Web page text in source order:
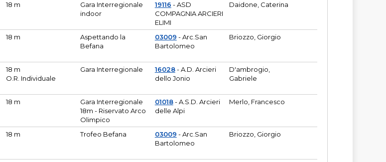
18 m
Gara Interregionale
indoor
19116 - ASD
COMPAGNIA ARCIERI
ELIMI
Daidone, Caterina
18 m
Aspettando la
Befana
03009 - Arc.San
Bartolomeo
Briozzo, Giorgio
18 m
O.R. Individuale
Gara Interregionale 16028- A.D. Arcieri
dello Jonio
D'ambrogio,
Gabriele
18 m
Gara Interregionale
18m - Riservato Arco
Olimpico
01018- A.S.D. Arcieri
delle Alpi
Merlo, Francesco
18 m Trofeo Befana 03009 - Arc.San
Bartolomeo
Briozzo, Giorgio